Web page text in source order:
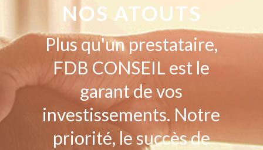
NOS ATOUTS
Plus qu'un prestataire,
FDB CONSEIL est le
garant de vos
investissements. Notre
priorité, le succès de